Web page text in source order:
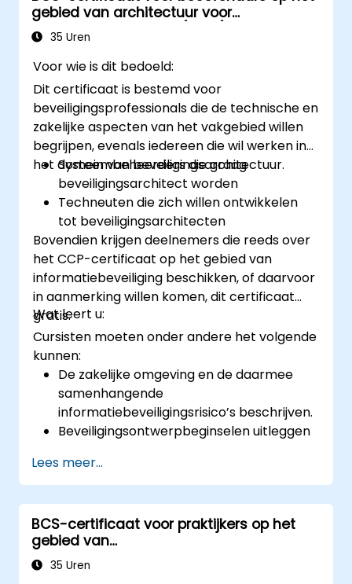
gebied van architectuur voor
informatiebeveiliging (CIAA)
35 Uren
Voor wie is dit bedoeld:
Dit certificaat is bestemd voor
beveiligingsprofessionals die de technische en
zakelijke aspecten van het vakgebied willen
begrijpen, evenals iedereen die wil werken in
het domein van beveiligingsarchitectuur.
Systeembeheerders die graag
beveiligingsarchitect worden
Techneuten die zich willen ontwikkelen
tot beveiligingsarchitecten
Bovendien krijgen deelnemers die reeds over
het CCP-certificaat op het gebied van
informatiebeveiliging beschikken, of daarvoor
in aanmerking willen komen, dit certificaat
gratis.
Wat leert u:
Cursisten moeten onder andere het volgende
kunnen:
De zakelijke omgeving en de daarmee
samenhangende
informatiebeveiligingsrisico’s beschrijven.
Beveiligingsontwerpbeginselen uitleggen
Risico’s voor de informatiebeveiliging
identificeren die kunnen voortkomen uit
potentiële oplossingen.
Alternatieve architecturen of
tegenmaatregelen ontwerpen om deze
risico’s te beperken.
Lees meer...
BCS-certificaat voor praktijkers op het
gebied van
informatiebeveiligingsrisicomanagement
(CIRM)
35 Uren